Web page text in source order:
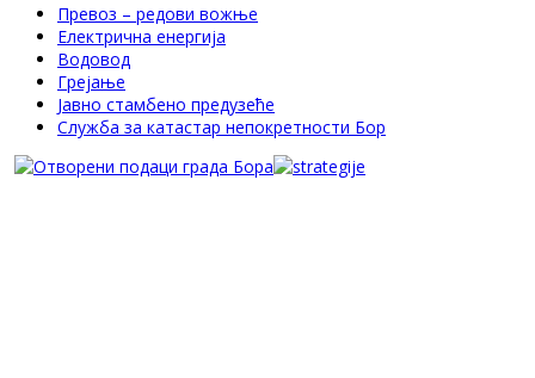
Превоз – редови вожње
Електрична енергија
Водовод
Грејање
Јавно стамбено предузеће
Служба за катастар непокретности Бор